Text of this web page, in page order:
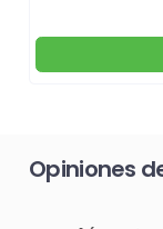
Opiniones